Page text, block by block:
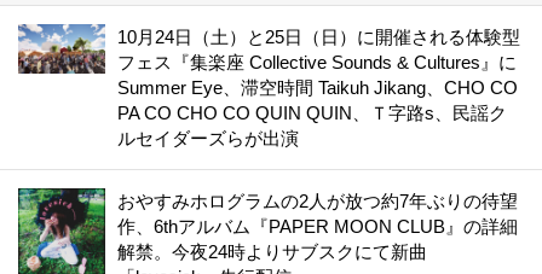
10月24日（土）と25日（日）に開催される体験型
フェス『集楽座 Collective Sounds & Cultures』に
Summer Eye、滞空時間 Taikuh Jikang、CHO CO
PA CO CHO CO QUIN QUIN、Ｔ字路s、民謡ク
ルセイダーズらが出演
おやすみホログラムの2人が放つ約7年ぶりの待望
作、6thアルバム『PAPER MOON CLUB』の詳細
解禁。今夜24時よりサブスクにて新曲